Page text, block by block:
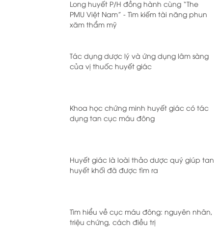
Long huyết P/H đồng hành cùng “The
PMU Việt Nam” - Tìm kiếm tài năng phun
xăm thẩm mỹ
Tác dụng dược lý và ứng dụng lâm sàng
của vị thuốc huyết giác
Khoa học chứng minh huyết giác có tác
dụng tan cục máu đông
Huyết giác là loài thảo dược quý giúp tan
huyết khối đã được tìm ra
Tìm hiểu về cục máu đông: nguyên nhân,
triệu chứng, cách điều trị